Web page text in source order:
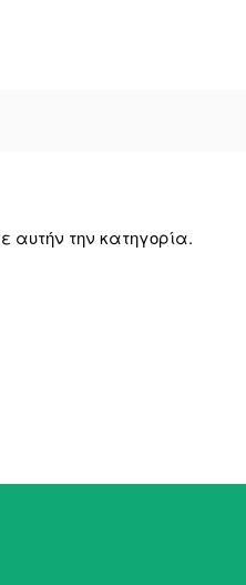
αυτήν την κατηγορία.